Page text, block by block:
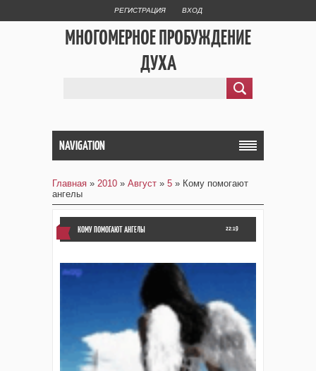
РЕГИСТРАЦИЯ ВХОД
МНОГОМЕРНОЕ ПРОБУЖДЕНИЕ
ДУХА
NAVIGATION
Главная » 2010 » Август » 5 » Кому помогают
ангелы
22:19
КОМУ ПОМОГАЮТ АНГЕЛЫ